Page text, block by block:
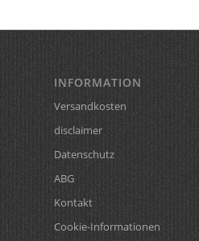
INFORMATION
Versandkosten
disclaimer
Datenschutz
ABG
Kontakt
Cookie-Informationen